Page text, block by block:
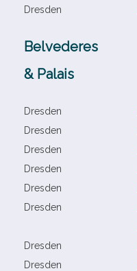
Dresden
Belvederes
& Palais
Dresden
Dresden
Dresden
Dresden
Dresden
Dresden
Dresden
Dresden